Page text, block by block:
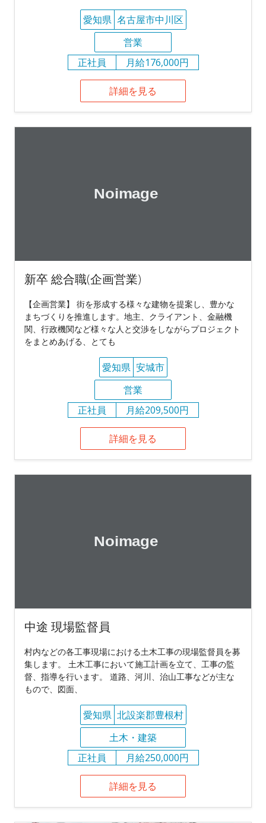
愛知県 名古屋市中川区
営業
正社員
月給176,000円
詳細を見る
新卒 総合職(企画営業)
【企画営業】 街を形成する様々な建物を提案し、豊かな
まちづくりを推進します。地主、クライアント、金融機
関、行政機関など様々な人と交渉をしながらプロジェクト
をまとめあげる、とても
愛知県 安城市
営業
正社員
月給209,500円
詳細を見る
中途 現場監督員
村内などの各工事現場における土木工事の現場監督員を募
集します。 土木工事において施工計画を立て、工事の監
督、指導を行います。 道路、河川、治山工事などが主な
もので、図面、
愛知県 北設楽郡豊根村
土木・建築
正社員
月給250,000円
詳細を見る